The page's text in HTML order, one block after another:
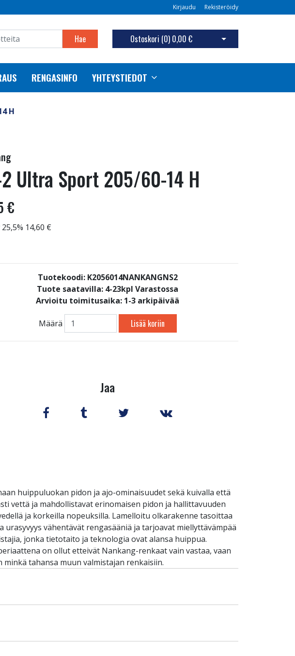
Kirjaudu Rekisteröidy
Hae Ostoskori (0) 0,00 € Avaa ostoskori
RENGASINFO YHTEYSTIEDOT
H
2 Ultra Sport 205/60-14 H
€
14,60 €
Tuotekoodi: K2056014NANKANGNS2
Tuote saatavilla: 4-23kpl Varastossa
Arvioitu toimitusaika: 1-3 arkipäivää
Määrä Lisää koriin
Jaa
huippuluokan pidon ja ajo-ominaisuudet sekä kuivalla että
vettä ja mahdollistavat erinomaisen pidon ja hallittavuuden
ja korkeilla nopeuksilla. Lamelloitu olkarakenne tasoittaa
vähentävät rengasääniä ja tarjoavat miellyttävämpää
jonka tietotaito ja teknologia ovat alansa huippua.
on ollut etteivät Nankang-renkaat vain vastaa, vaan
tahansa muun valmistajan renkaisiin.